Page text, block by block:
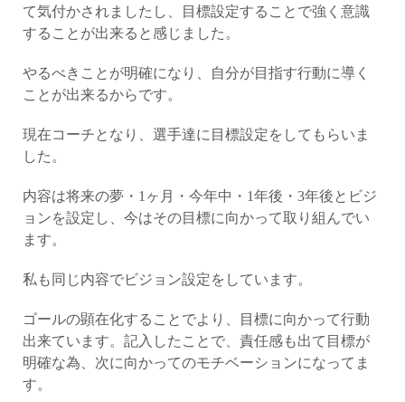
て気付かされましたし、目標設定することで強く意識
することが出来ると感じました。
やるべきことが明確になり、自分が目指す行動に導く
ことが出来るからです。
現在コーチとなり、選手達に目標設定をしてもらいま
した。
内容は将来の夢・1ヶ月・今年中・1年後・3年後とビジ
ョンを設定し、今はその目標に向かって取り組んでい
ます。
私も同じ内容でビジョン設定をしています。
ゴールの顕在化することでより、目標に向かって行動
出来ています。記入したことで、責任感も出て目標が
明確な為、次に向かってのモチベーションになってま
す。